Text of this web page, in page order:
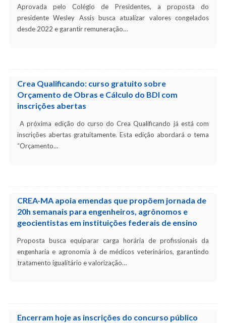
Aprovada pelo Colégio de Presidentes, a proposta do
presidente Wesley Assis busca atualizar valores congelados
desde 2022 e garantir remuneração…
Crea Qualificando: curso gratuito sobre
Orçamento de Obras e Cálculo do BDI com
inscrições abertas
A próxima edição do curso do Crea Qualificando já está com
inscrições abertas gratuitamente. Esta edição abordará o tema
“Orçamento…
CREA-MA apoia emendas que propõem jornada de
20h semanais para engenheiros, agrônomos e
geocientistas em instituições federais de ensino
Proposta busca equiparar carga horária de profissionais da
engenharia e agronomia à de médicos veterinários, garantindo
tratamento igualitário e valorização…
Encerram hoje as inscrições do concurso público